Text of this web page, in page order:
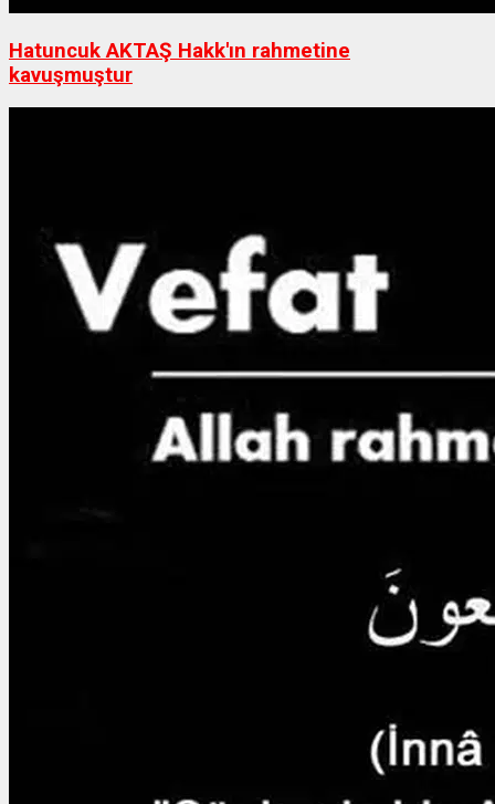
Hatuncuk AKTAŞ Hakk'ın rahmetine
kavuşmuştur